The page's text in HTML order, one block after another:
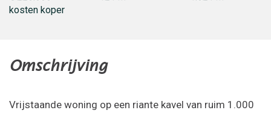
kosten koper
Omschrijving
Vrijstaande woning op een riante kavel van ruim 1.000